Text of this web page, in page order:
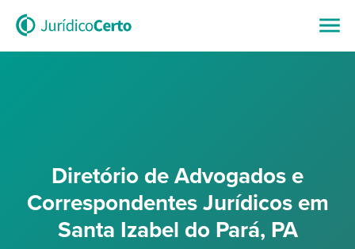
Diretório de Advogados e
Correspondentes Jurídicos em
Santa Izabel do Pará, PA